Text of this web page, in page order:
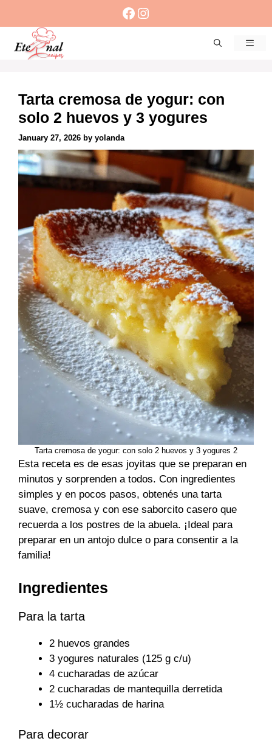
content
Facebook
Instagram
Tarta cremosa de yogur: con
solo 2 huevos y 3 yogures
January 27, 2026 by yolanda
Tarta cremosa de yogur: con solo 2 huevos y 3 yogures 2
Esta receta es de esas joyitas que se preparan en
minutos y sorprenden a todos. Con ingredientes
simples y en pocos pasos, obtenés una tarta
suave, cremosa y con ese saborcito casero que
recuerda a los postres de la abuela. ¡Ideal para
preparar en un antojo dulce o para consentir a la
familia!
Ingredientes
Para la tarta
2 huevos grandes
3 yogures naturales (125 g c/u)
4 cucharadas de azúcar
2 cucharadas de mantequilla derretida
1½ cucharadas de harina
Para decorar